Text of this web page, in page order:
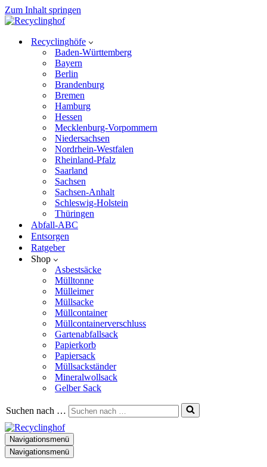
Zum Inhalt springen
Recyclinghöfe
Baden-Württemberg
Bayern
Berlin
Brandenburg
Bremen
Hamburg
Hessen
Mecklenburg-Vorpommern
Niedersachsen
Nordrhein-Westfalen
Rheinland-Pfalz
Saarland
Sachsen
Sachsen-Anhalt
Schleswig-Holstein
Thüringen
Abfall-ABC
Entsorgen
Ratgeber
Shop
Asbestsäcke
Mülltonne
Mülleimer
Müllsacke
Müllcontainer
Müllcontainerverschluss
Gartenabfallsack
Papierkorb
Papiersack
Müllsackständer
Mineralwollsack
Gelber Sack
Suchen nach …
Navigationsmenü
Navigationsmenü